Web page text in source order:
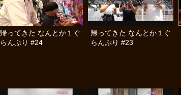
帰ってきた なんとか１ぐ
らんぷり #24
帰ってきた なんとか１ぐ
らんぷり #23